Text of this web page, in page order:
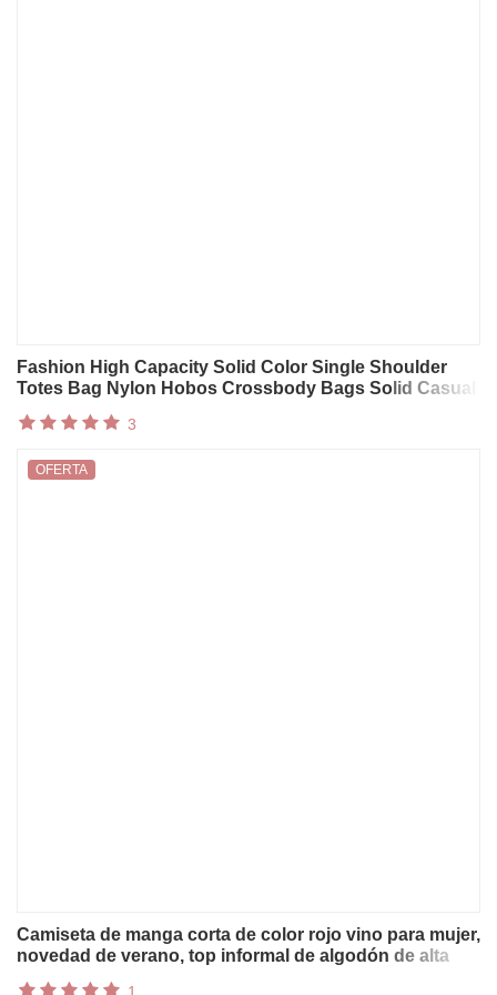
Fashion High Capacity Solid Color Single Shoulder
Totes Bag Nylon Hobos Crossbody Bags Solid Casual
3
Camiseta de manga corta de color rojo vino para mujer,
novedad de verano, top informal de algodón de alta
OFERTA
1